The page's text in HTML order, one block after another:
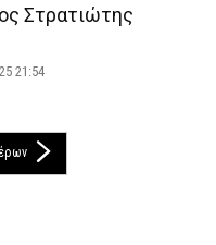
Στρατιώτης
21:54